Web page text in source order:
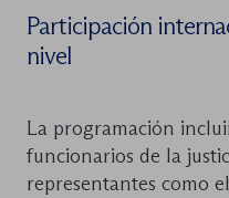
Participación
nivel
La programación
funcionarios de la
representantes como